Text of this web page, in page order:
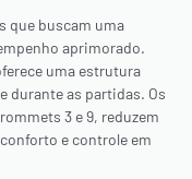
que buscam uma
aprimorado.
uma estrutura
durante as partidas. Os
3 e 9, reduzem
e controle em